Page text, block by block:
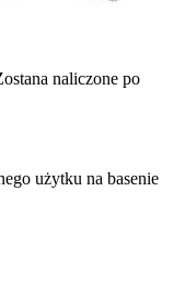
naliczone po
użytku na basenie